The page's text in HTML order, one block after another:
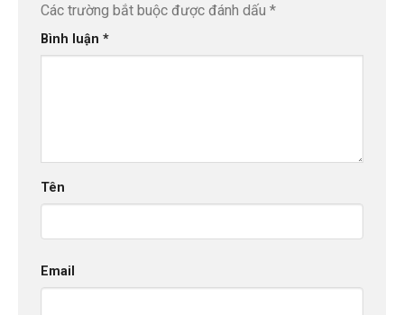
Các trường bắt buộc được đánh dấu *
Bình luận *
Tên
Email